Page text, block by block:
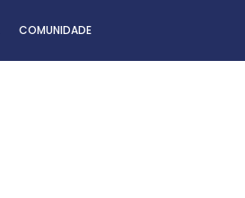
COMUNIDADE